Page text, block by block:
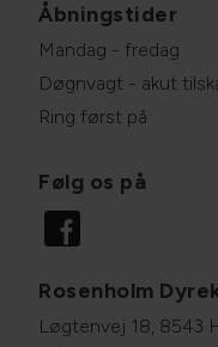
Åbningstider
Mandag - fredag
Døgnvagt - akut
Ring først på
Følg os på
Rosenholm
Løgtenvej 18, 8543